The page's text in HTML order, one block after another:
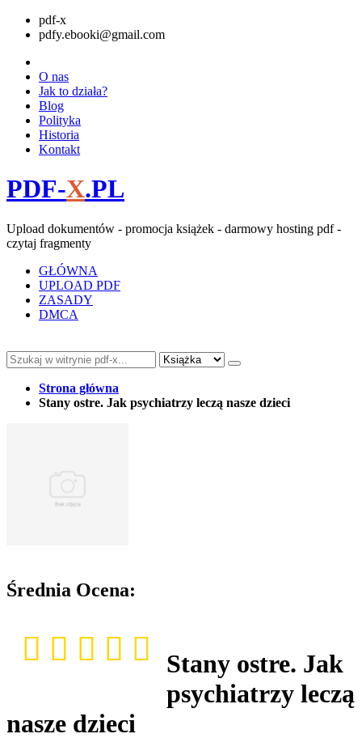
pdf-x
pdfy.ebooki@gmail.com
O nas
Jak to działa?
Blog
Polityka
Historia
Kontakt
PDF-X.PL
Upload dokumentów - promocja książek - darmowy hosting pdf -
czytaj fragmenty
GŁÓWNA
UPLOAD PDF
ZASADY
DMCA
Strona główna
Stany ostre. Jak psychiatrzy leczą nasze dzieci
Średnia Ocena:
Stany ostre. Jak
psychiatrzy leczą
nasze dzieci